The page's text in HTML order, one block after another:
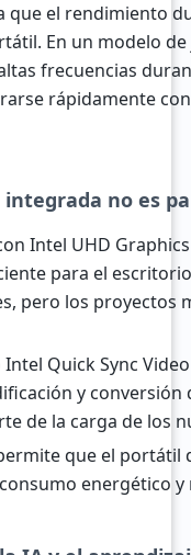
que el rendimiento
En un modelo
frecuencias
rápidamente
integrada no es
Intel UHD
para el
pero los proyectos
Quick Sync
y conversión
de la carga de los
que el portátil
energético